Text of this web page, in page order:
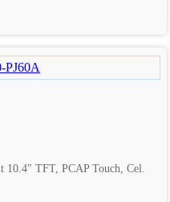
10.4″ TFT, PCAP Touch, Cel.